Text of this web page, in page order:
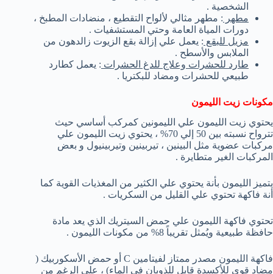
الشخصية .
مطهر : مطهر مثالي لألواح التقطيع ، منضادات المطبخ ،
دورات المياة العامة وحتي المستشفيات .
مزيل للبقع : يعمل علي إزالة بقع الزيوت زالدهون من
الملابس والأسطح .
طارد للحشرات وعلاج للدغ الحشرات : يعمل كطارد
طبيعي للحشرات ومضاد للبكتريا .
مكونات زيت الليمون
يحتوي زيت الليمون علي الليمونين كمركب أساسي حيث
تترواح نسبته بين 50 إلي 70% ، يحتوي زيت الليمون علي
مركبات عضوية مثل البينين ، تيربينين وتيربينيول و بعض
المركبات الغير متطايرة .
يتميز الليمون بأنة يحتوي علي الكثير من المغذيات القوية كما
أنة فاكهة تحتوي علي القليل من السكريات .
تحتوي فاكهة الليمون علي حمض السيتريك الذي يعد مادة
حافظة طبيعية ويُمثل تقريباً 8% من مكونات الليمون .
فاكهة الليمون مصدر ممتاز لفيتامين C أو حمض الأسكوربيك (
مضاد قوي للأكسدة قابل للذوبان في الماء) ، علي الرغم من